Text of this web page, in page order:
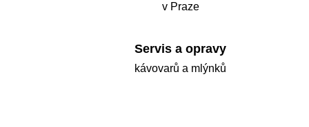
v Praze
Servis a opravy
kávovarů a mlýnků